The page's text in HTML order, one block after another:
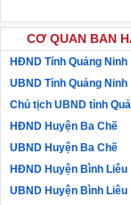
CƠ QUAN BAN
HĐND Tỉnh Quảng Ninh
UBND Tỉnh Quảng Ninh
Chủ tịch UBND tỉnh
HĐND Huyện Ba Chẽ
UBND Huyện Ba Chẽ
HĐND Huyện Bình Liêu
UBND Huyện Bình Liêu